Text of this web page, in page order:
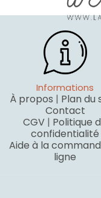
Informations
À propos | Plan du
Contact
CGV | Politique
confidentialité
Aide à la
ligne